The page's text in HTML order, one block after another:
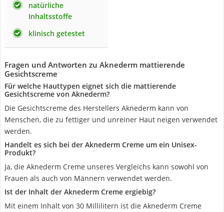
natürliche
Inhaltsstoffe
klinisch getestet
Fragen und Antworten zu Aknederm mattierende
Gesichtscreme
Für welche Hauttypen eignet sich die mattierende
Gesichtscreme von Aknederm?
Die Gesichtscreme des Herstellers Aknederm kann von
Menschen, die zu fettiger und unreiner Haut neigen verwendet
werden.
Handelt es sich bei der Aknederm Creme um ein Unisex-
Produkt?
Ja, die Aknederm Creme unseres Vergleichs kann sowohl von
Frauen als auch von Männern verwendet werden.
Ist der Inhalt der Aknederm Creme ergiebig?
Mit einem Inhalt von 30 Millilitern ist die Aknederm Creme